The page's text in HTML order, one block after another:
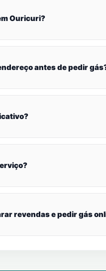
Ouricuri?
antes de pedir
revendas e pedir gás